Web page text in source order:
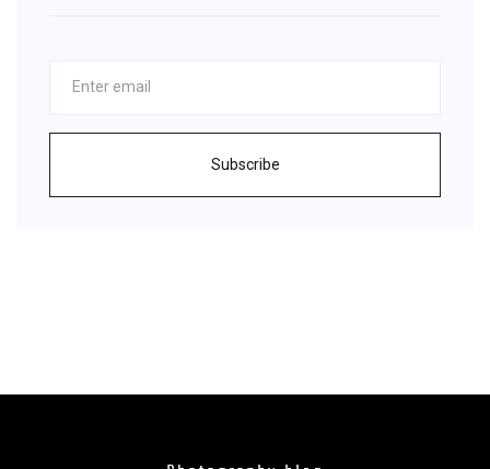
Subscribe